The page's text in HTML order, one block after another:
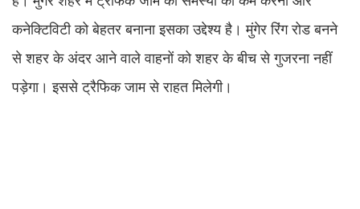
कनेक्टिविटी को बेहतर बनाना इसका उद्देश्य है। मुंगेर रिंग रोड बनने
से शहर के अंदर आने वाले वाहनों को शहर के बीच से गुजरना नहीं
पड़ेगा। इससे ट्रैफिक जाम से राहत मिलेगी।